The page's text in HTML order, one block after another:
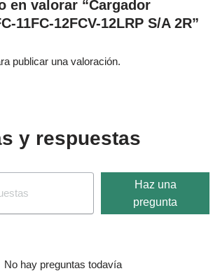
en valorar “Cargador
11FC-12FCV-12LRP S/A 2R”
publicar una valoración.
y respuestas
Haz una
pregunta
No hay preguntas todavía